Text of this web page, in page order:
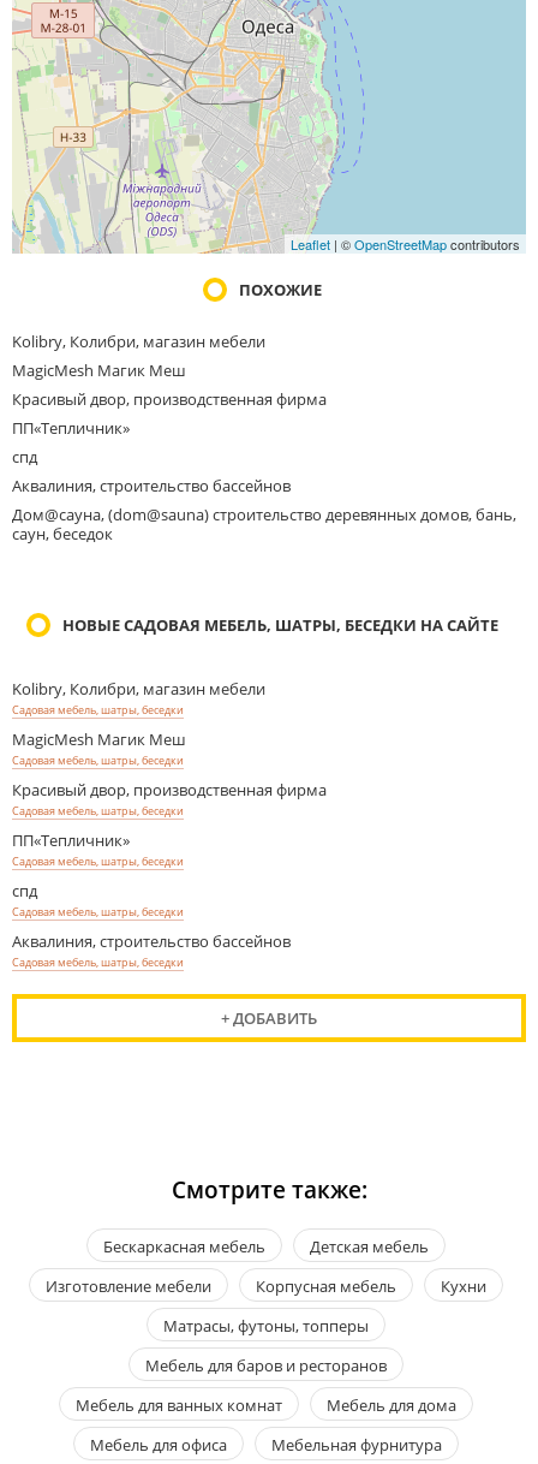
Leaflet | ©OpenStreetMapcontributors
ПОХОЖИЕ
Kolibry, Колибри, магазин мебели
MagicMesh Магик Меш
Красивый двор, производственная фирма
ПП«Тепличник»
спд
Аквалиния, строительство бассейнов
Дом@сауна, (dom@sauna) строительство деревянных домов, бань,
саун, беседок
НОВЫЕ САДОВАЯ МЕБЕЛЬ, ШАТРЫ, БЕСЕДКИ НА САЙТЕ
Kolibry, Колибри, магазин мебели
Садовая мебель, шатры, беседки
MagicMesh Магик Меш
Садовая мебель, шатры, беседки
Красивый двор, производственная фирма
Садовая мебель, шатры, беседки
ПП«Тепличник»
Садовая мебель, шатры, беседки
спд
Садовая мебель, шатры, беседки
Аквалиния, строительство бассейнов
Садовая мебель, шатры, беседки
+ ДОБАВИТЬ
Смотрите также:
Бескаркасная мебель
Детская мебель
Изготовление мебели
Корпусная мебель
Кухни
Матрасы, футоны, топперы
Мебель для баров и ресторанов
Мебель для ванных комнат
Мебель для дома
Мебель для офиса
Мебельная фурнитура